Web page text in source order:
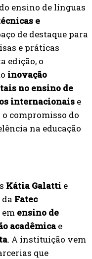
ensino de línguas
e
de destaque para
e práticas
edição, o
inovação
no ensino de
internacionais e
compromisso do
na educação
Kátia Galatti e
Fatec
ensino de
acadêmicae
. A instituição vem
que